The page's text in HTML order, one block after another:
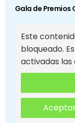
Gala de Premios
Este
bloqueado.
activadas las